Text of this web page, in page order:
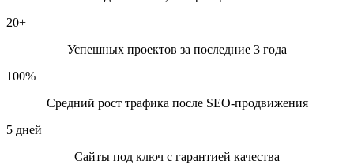
стоимость landing page Брест
Расширенные запросы с уточнениями:
20+
Успешных проектов за последние 3 года
100%
Средний рост трафика после SEO-продвижения
5 дней
Сайты под ключ с гарантией качества